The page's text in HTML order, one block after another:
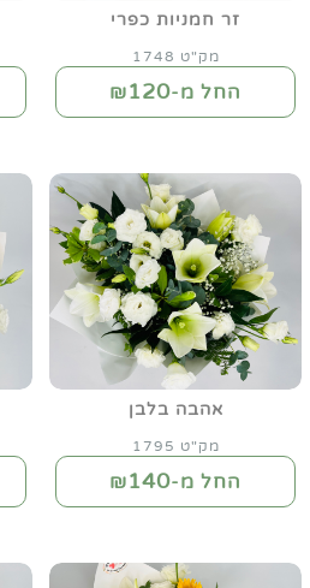
זר חמניות כפרי
מק"ט 1748
החל מ-₪120
אהבה בלבן
מק"ט 1795
החל מ-₪140